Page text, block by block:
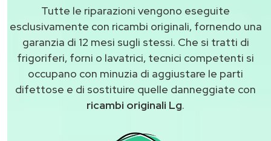
Tutte le riparazioni vengono eseguite
esclusivamente con ricambi originali, fornendo una
garanzia di 12 mesi sugli stessi. Che si tratti di
frigoriferi, forni o lavatrici, tecnici competenti si
occupano con minuzia di aggiustare le parti
difettose e di sostituire quelle danneggiate con
ricambi originali Lg.